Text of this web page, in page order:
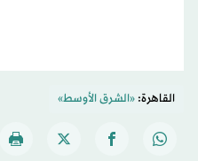
القاهرة:«الشرق الأوسط»